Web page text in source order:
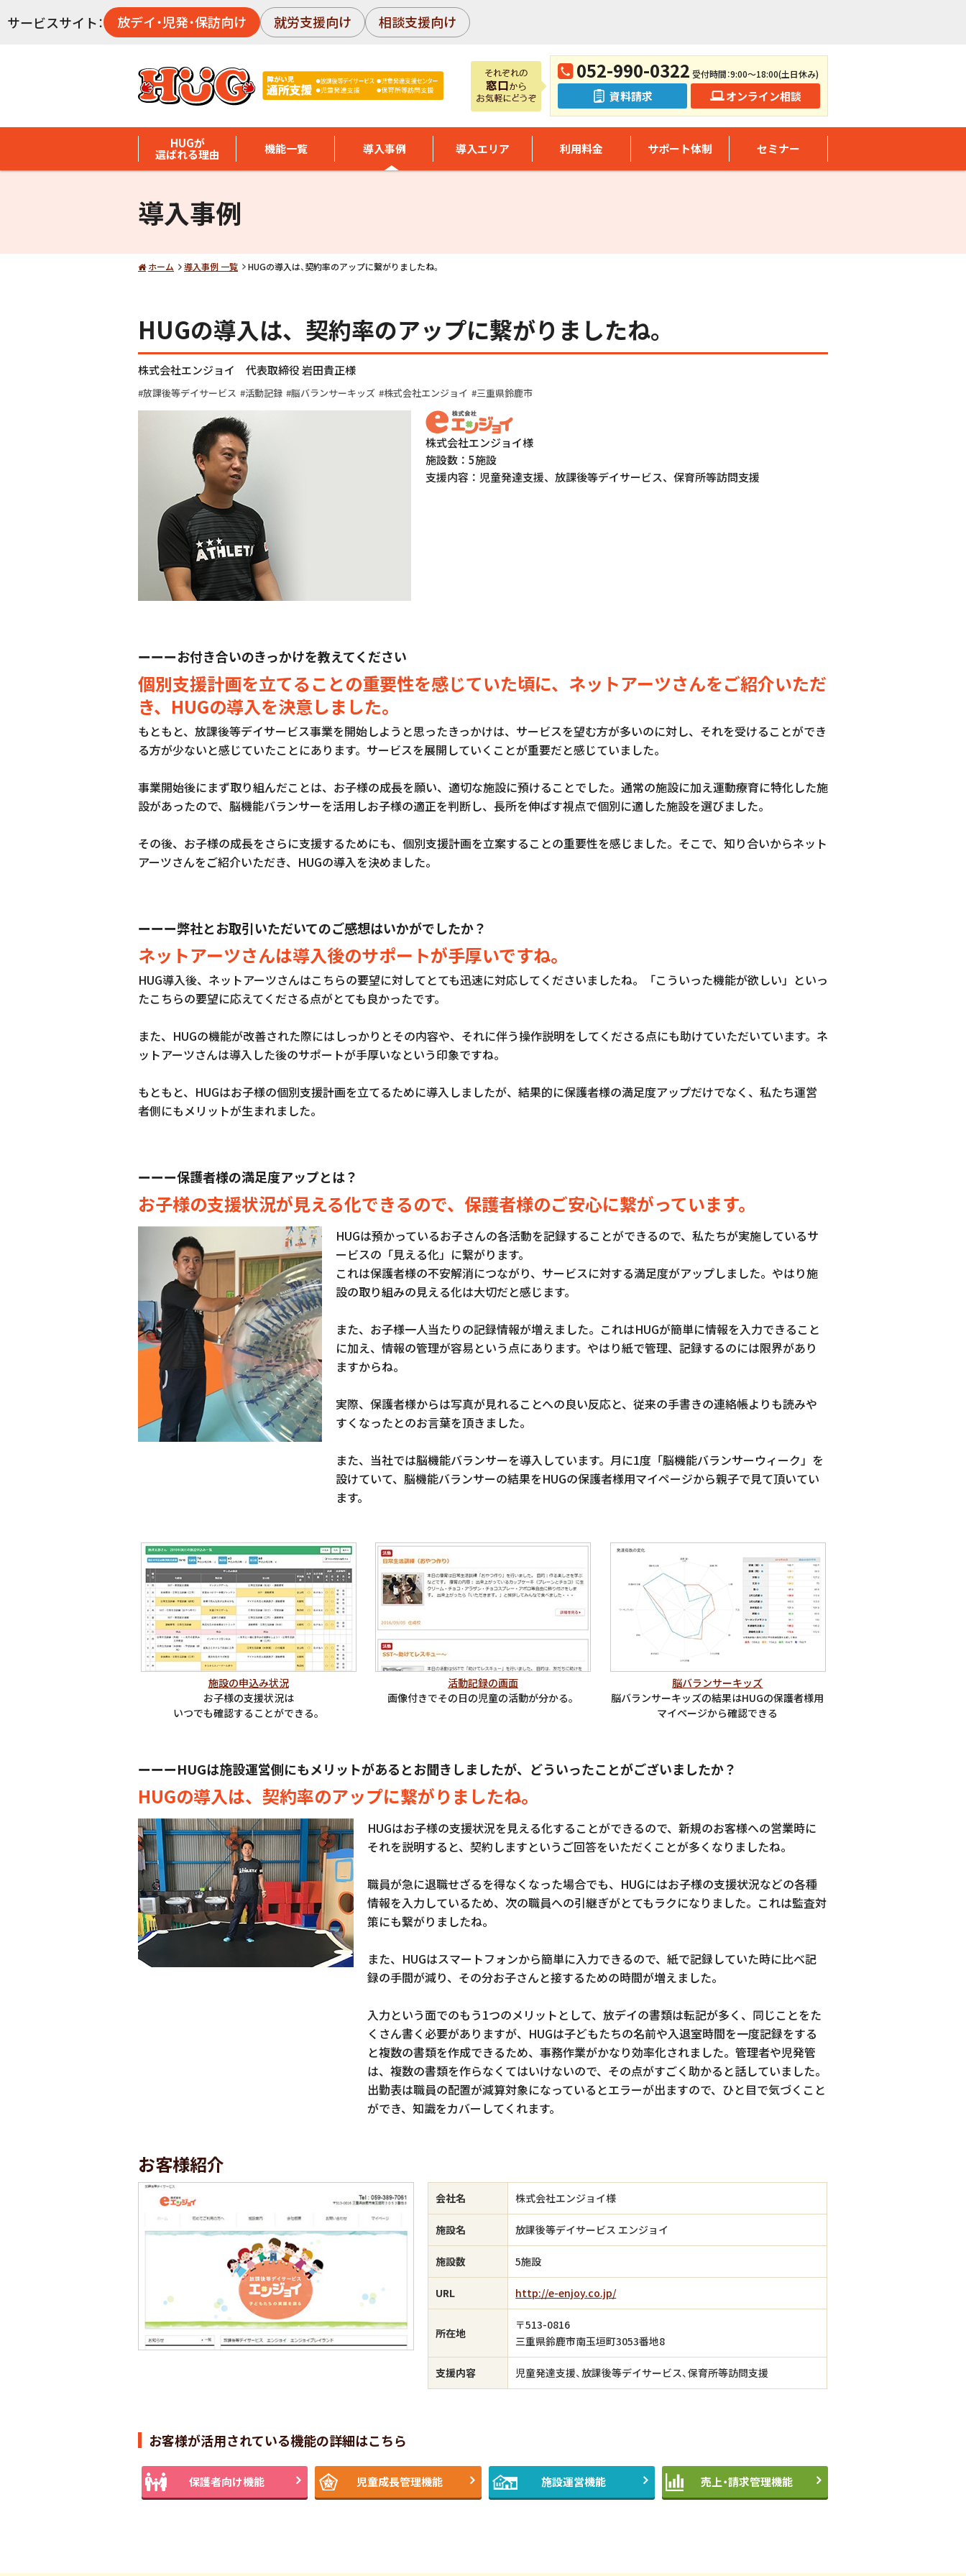
サービスサイト： 放デイ・児発・保訪向け 就労支援向け 相談支援向け
052-990-0322 受付時間：9:00～18:00(土日休み)
資料請求 オンライン相談
HUGが
選ばれる理由 機能一覧 導入事例 導入エリア 利用料金 サポート体制 セミナー
導入事例
ホーム 導入事例 一覧 HUGの導入は、契約率のアップに繋がりましたね。
HUGの導入は、契約率のアップに繋がりましたね。
株式会社エンジョイ 代表取締役 岩田貴正様
放課後等デイサービス 活動記録 脳バランサーキッズ 株式会社エンジョイ 三重県鈴鹿市
株式会社エンジョイ様
施設数：5施設
支援内容：児童発達支援、放課後等デイサービス、保育所等訪問支援
ーーーお付き合いのきっかけを教えてください
個別支援計画を立てることの重要性を感じていた頃に、ネットアーツさんをご紹介いただ
き、HUGの導入を決意しました。
もともと、放課後等デイサービス事業を開始しようと思ったきっかけは、サービスを望む方が多いのに対し、それを受けることができ
る方が少ないと感じていたことにあります。サービスを展開していくことが重要だと感じていました。
事業開始後にまず取り組んだことは、お子様の成長を願い、適切な施設に預けることでした。通常の施設に加え運動療育に特化した施
設があったので、脳機能バランサーを活用しお子様の適正を判断し、長所を伸ばす視点で個別に適した施設を選びました。
その後、お子様の成長をさらに支援するためにも、個別支援計画を立案することの重要性を感じました。そこで、知り合いからネット
アーツさんをご紹介いただき、HUGの導入を決めました。
ーーー弊社とお取引いただいてのご感想はいかがでしたか？
ネットアーツさんは導入後のサポートが手厚いですね。
HUG導入後、ネットアーツさんはこちらの要望に対してとても迅速に対応してくださいましたね。「こういった機能が欲しい」といっ
たこちらの要望に応えてくださる点がとても良かったです。
また、HUGの機能が改善された際にはしっかりとその内容や、それに伴う操作説明をしてくださる点にも助けていただいています。ネ
ットアーツさんは導入した後のサポートが手厚いなという印象ですね。
もともと、HUGはお子様の個別支援計画を立てるために導入しましたが、結果的に保護者様の満足度アップだけでなく、私たち運営
者側にもメリットが生まれました。
ーーー保護者様の満足度アップとは？
お子様の支援状況が見える化できるので、保護者様のご安心に繋がっています。
HUGは預かっているお子さんの各活動を記録することができるので、私たちが実施しているサ
ービスの「見える化」に繋がります。
これは保護者様の不安解消につながり、サービスに対する満足度がアップしました。やはり施
設の取り組みの見える化は大切だと感じます。
また、お子様一人当たりの記録情報が増えました。これはHUGが簡単に情報を入力できること
に加え、情報の管理が容易という点にあります。やはり紙で管理、記録するのには限界があり
ますからね。
実際、保護者様からは写真が見れることへの良い反応と、従来の手書きの連絡帳よりも読みや
すくなったとのお言葉を頂きました。
また、当社では脳機能バランサーを導入しています。月に1度「脳機能バランサーウィーク」を
設けていて、脳機能バランサーの結果をHUGの保護者様用マイページから親子で見て頂いてい
ます。
施設の申込み状況
お子様の支援状況は
いつでも確認することができる。
活動記録の画面
画像付きでその日の児童の活動が分かる。
脳バランサーキッズ
脳バランサーキッズの結果はHUGの保護者様用
マイページから確認できる
ーーーHUGは施設運営側にもメリットがあるとお聞きしましたが、どういったことがございましたか？
HUGの導入は、契約率のアップに繋がりましたね。
HUGはお子様の支援状況を見える化することができるので、新規のお客様への営業時に
それを説明すると、契約しますというご回答をいただくことが多くなりましたね。
職員が急に退職せざるを得なくなった場合でも、HUGにはお子様の支援状況などの各種
情報を入力しているため、次の職員への引継ぎがとてもラクになりました。これは監査対
策にも繋がりましたね。
また、HUGはスマートフォンから簡単に入力できるので、紙で記録していた時に比べ記
録の手間が減り、その分お子さんと接するための時間が増えました。
入力という面でのもう1つのメリットとして、放デイの書類は転記が多く、同じことをた
くさん書く必要がありますが、HUGは子どもたちの名前や入退室時間を一度記録をする
と複数の書類を作成できるため、事務作業がかなり効率化されました。管理者や児発管
は、複数の書類を作らなくてはいけないので、その点がすごく助かると話していました。
出勤表は職員の配置が減算対象になっているとエラーが出ますので、ひと目で気づくこと
ができ、知識をカバーしてくれます。
お客様紹介
会社名 株式会社エンジョイ様
施設名 放課後等デイサービス エンジョイ
施設数 5施設
URL http://e-enjoy.co.jp/
所在地
〒513-0816
三重県鈴鹿市南玉垣町3053番地8
支援内容 児童発達支援、放課後等デイサービス、保育所等訪問支援
お客様が活用されている機能の詳細はこちら
保護者向け機能 児童成長管理機能 施設運営機能 売上・請求管理機能